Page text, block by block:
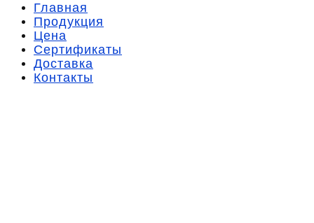
Главная
Продукция
Цена
Сертификаты
Доставка
Контакты